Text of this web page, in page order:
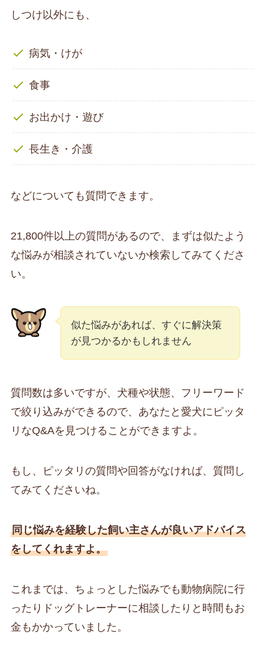
しつけ以外にも、
病気・けが
食事
お出かけ・遊び
長生き・介護
などについても質問できます。
21,800件以上の質問があるので、まずは似たよう
な悩みが相談されていないか検索してみてくださ
い。
似た悩みがあれば、すぐに解決策
が見つかるかもしれません
質問数は多いですが、犬種や状態、フリーワード
で絞り込みができるので、あなたと愛犬にピッタ
リなQ&Aを見つけることができますよ。
もし、ピッタリの質問や回答がなければ、質問し
てみてくださいね。
同じ悩みを経験した飼い主さんが良いアドバイス
をしてくれますよ。
これまでは、ちょっとした悩みでも動物病院に行
ったりドッグトレーナーに相談したりと時間もお
金もかかっていました。